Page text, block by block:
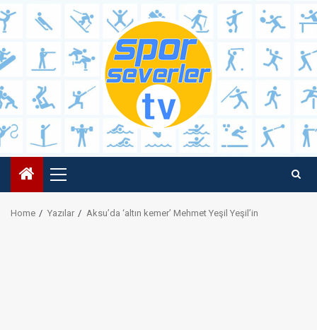
Skip
to
Primary
Menu
Home Yazılar Aksu’da ‘altın kemer’ Mehmet Yeşil Yeşil’in